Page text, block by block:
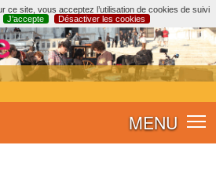
ce site, vous acceptez l’utilisation de cookies de suivi
J’accepte Désactiver les cookies
MENU